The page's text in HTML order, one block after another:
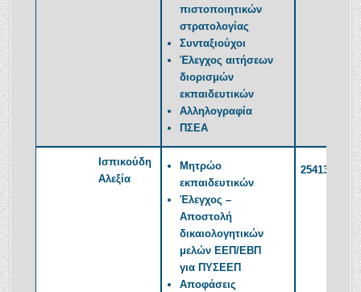
πιστοποιητικών
στρατολογίας
Συνταξιούχοι
Έλεγχος αιτήσεων
διορισμών
εκπαιδευτικών
Αλληλογραφία
ΠΣΕΑ
Ισπικούδη
Αλεξία
Μητρώο
εκπαιδευτικών
Έλεγχος –
Αποστολή
δικαιολογητικών
μελών ΕΕΠ/ΕΒΠ
για ΠΥΣΕΕΠ
Αποφάσεις
2541350384